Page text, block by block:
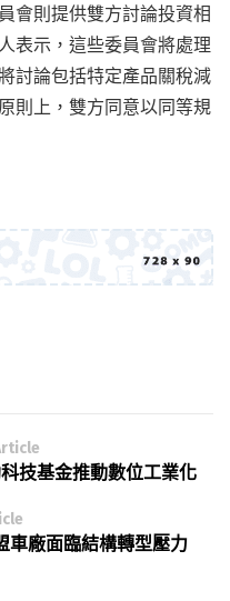
會則提供雙方討論投資相
表示，這些委員會將處理
討論包括特定產品關稅減
則上，雙方同意以同等規
技基金推動數位工業化
車廠面臨結構轉型壓力